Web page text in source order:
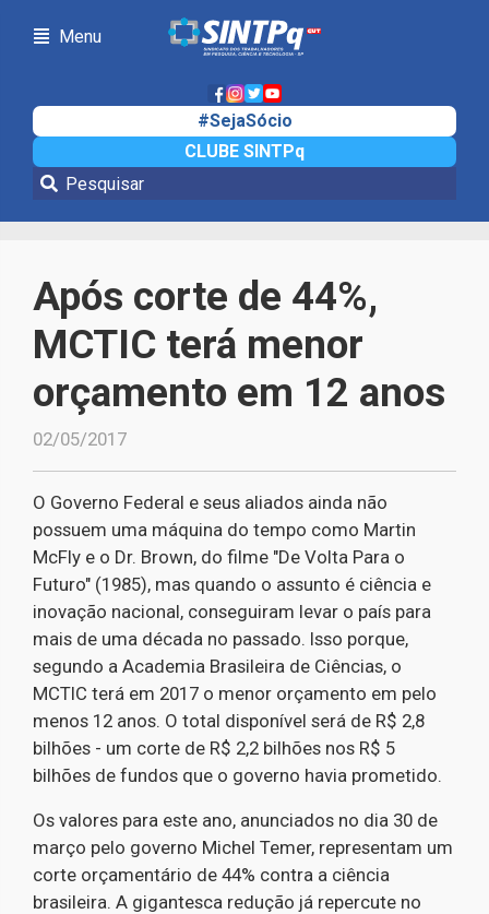
Menu
#SejaSócio
CLUBE SINTPq
Notícias
Após corte de 44%,
MCTIC terá menor
orçamento em 12 anos
02/05/2017
O Governo Federal e seus aliados ainda não
possuem uma máquina do tempo como Martin
McFly e o Dr. Brown, do filme "De Volta Para o
Futuro" (1985), mas quando o assunto é ciência e
inovação nacional, conseguiram levar o país para
mais de uma década no passado. Isso porque,
segundo a Academia Brasileira de Ciências, o
MCTIC terá em 2017 o menor orçamento em pelo
menos 12 anos. O total disponível será de R$ 2,8
bilhões - um corte de R$ 2,2 bilhões nos R$ 5
bilhões de fundos que o governo havia prometido.
Os valores para este ano, anunciados no dia 30 de
março pelo governo Michel Temer, representam um
corte orçamentário de 44% contra a ciência
brasileira. A gigantesca redução já repercute no